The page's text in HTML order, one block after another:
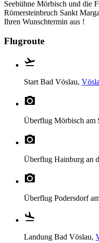
Seebühne Mörbisch und die
Römersteinbruch Sankt
Ihren Wunschtermin aus !
Flugroute
Start Bad Vöslau,
Überflug Mörbisch am
Überflug Hainburg an
Überflug Podersdorf
Landung Bad Vöslau,